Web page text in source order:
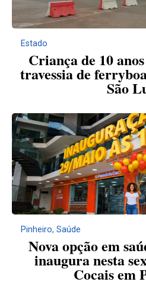
Estado
Criança de 10
travessia de
São
Pinheiro, Saúde
Nova opção em
inaugura nesta
Cocais em